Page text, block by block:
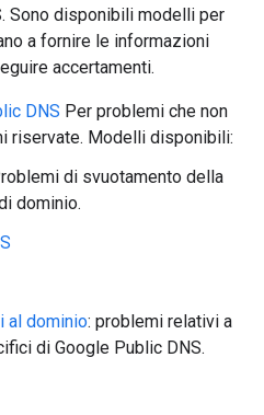
Sono disponibili modelli per
a fornire le informazioni
accertamenti.
DNS Per problemi che non
riservate. Modelli disponibili:
di svuotamento della
dominio.
al dominio: problemi relativi a
di Google Public DNS.